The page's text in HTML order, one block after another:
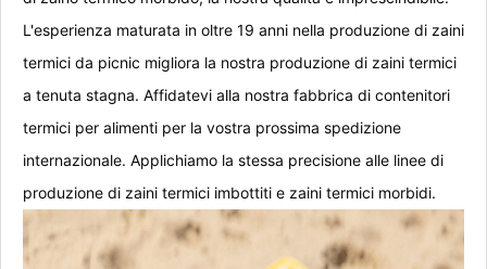
L'esperienza maturata in oltre 19 anni nella produzione di zaini
termici da picnic migliora la nostra produzione di zaini termici
a tenuta stagna. Affidatevi alla nostra fabbrica di contenitori
termici per alimenti per la vostra prossima spedizione
internazionale. Applichiamo la stessa precisione alle linee di
produzione di zaini termici imbottiti e zaini termici morbidi.